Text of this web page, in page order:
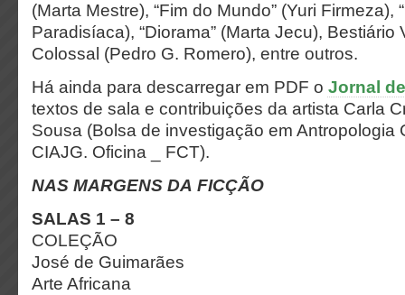
(Marta Mestre), “Fim do Mundo” (Yuri Firmeza),
Paradisíaca), “Diorama” (Marta Jecu), Bestiário
Colossal (Pedro G. Romero), entre outros.
Há ainda para descarregar em PDF o Jornal
textos de sala e contribuições da artista Carla
Sousa (Bolsa de investigação em Antropologia
CIAJG. Oficina _ FCT).
NAS MARGENS DA FICÇÃO
SALAS 1 – 8
COLEÇÃO
José de Guimarães
Arte Africana